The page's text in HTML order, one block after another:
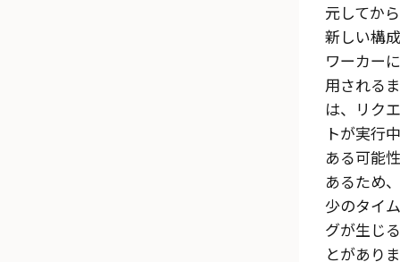
元してか
新しい構
ワーカー
用される
は、リク
トが実行
ある可能
あるため
少のタイ
グが生じ
とがありま